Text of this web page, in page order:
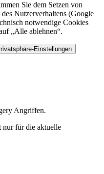
Sie dem Setzen von
Nutzerverhaltens (Google
notwendige Cookies
„Alle ablehnen“.
Einstellungen
Angriffen.
nur für die aktuelle